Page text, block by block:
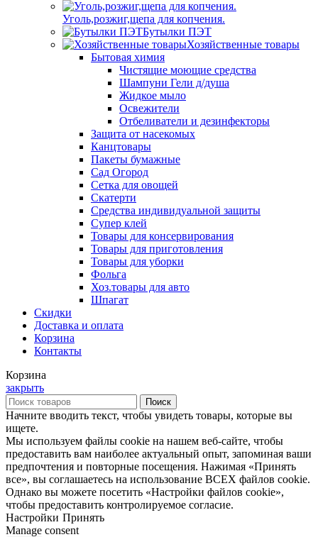
Уголь,розжиг,щепа для копчения.
Бутылки ПЭТ
Хозяйственные товары
Бытовая химия
Чистящие моющие средства
Шампуни Гели д/душа
Жидкое мыло
Освежители
Отбеливатели и дезинфекторы
Защита от насекомых
Канцтовары
Пакеты бумажные
Сад Огород
Сетка для овощей
Скатерти
Средства индивидуальной защиты
Супер клей
Товары для консервирования
Товары для приготовления
Товары для уборки
Фольга
Хоз.товары для авто
Шпагат
Скидки
Доставка и оплата
Корзина
Контакты
Корзина
закрыть
Поиск
Начните вводить текст, чтобы увидеть товары, которые вы
ищете.
Мы используем файлы cookie на нашем веб-сайте, чтобы
предоставить вам наиболее актуальный опыт, запоминая ваши
предпочтения и повторные посещения. Нажимая «Принять
все», вы соглашаетесь на использование ВСЕХ файлов cookie.
Однако вы можете посетить «Настройки файлов cookie»,
чтобы предоставить контролируемое согласие.
Настройки Принять
Manage consent